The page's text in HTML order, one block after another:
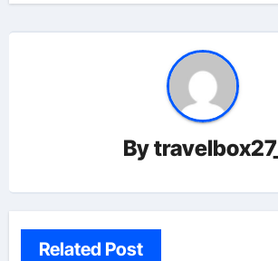
Bytravelbox27_
Related Post